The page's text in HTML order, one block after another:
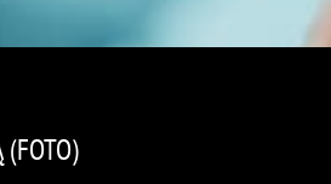
(FOTO)